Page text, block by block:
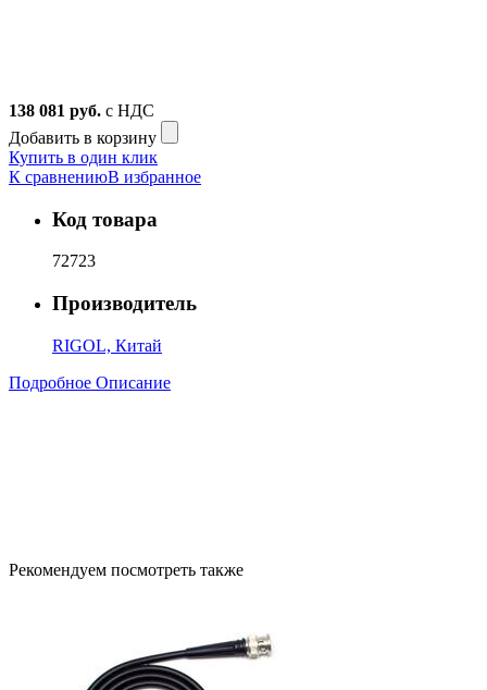
138 081 руб. с НДС
Добавить в корзину
Купить в один клик
К сравнениюВ избранное
Код товара
72723
Производитель
RIGOL, Китай
Подробное Описание
Рекомендуем посмотреть также